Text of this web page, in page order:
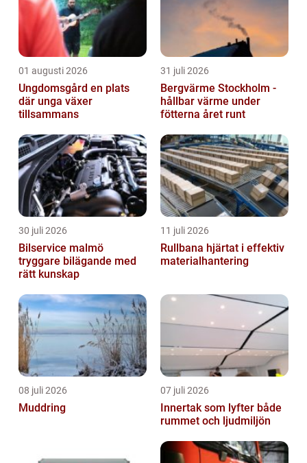
01 augusti 2026
Ungdomsgård en plats
där unga växer
tillsammans
31 juli 2026
Bergvärme Stockholm -
hållbar värme under
fötterna året runt
30 juli 2026
Bilservice malmö
tryggare bilägande med
rätt kunskap
11 juli 2026
Rullbana hjärtat i effektiv
materialhantering
08 juli 2026
Muddring
07 juli 2026
Innertak som lyfter både
rummet och ljudmiljön